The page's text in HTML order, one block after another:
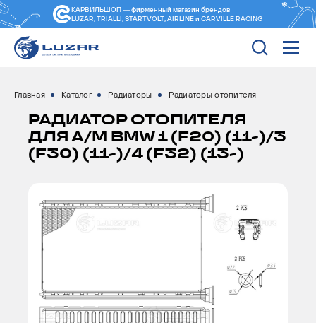
КАРВИЛЬШОП — фирменный магазин брендов
LUZAR, TRIALLI, STARTVOLT, AIRLINE и CARVILLE RACING
Главная Каталог Радиаторы Радиаторы отопителя
РАДИАТОР ОТОПИТЕЛЯ
ДЛЯ А/М BMW 1 (F20) (11-)/3
(F30) (11-)/4 (F32) (13-)